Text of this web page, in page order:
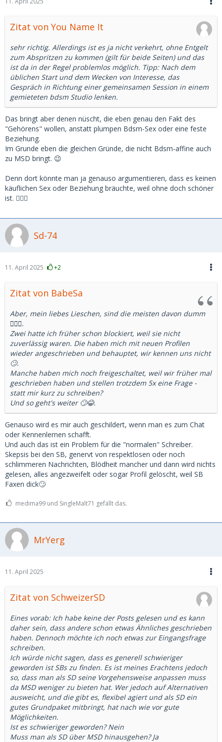
Und so geht's weiter 🙄😂.
Zitat von You Name It
sehr richtig. Allerdings ist es ja nicht verkehrt, ohne Entgelt
zum Abspritzen zu kommen (gilt für beide Seiten) und das
ist da in der Regel problemlos möglich. Tipp: Nach dem
üblichen Start und dem Wecken von Interesse, das
Gespräch in Richtung einer gemeinsamen Session in einem
gemieteten bdsm Studio lenken.
Das bringt aber denen nüscht, die eben genau den Fakt des
"Gehörens" wollen, anstatt plumpen Bdsm-Sex oder eine feste
Beziehung.
Im Grunde eben die gleichen Gründe, die nicht Bdsm-affine auch
zu MSD bringt. 😉
Denn dort könnte man ja genauso argumentieren, dass es keinen
käuflichen Sex oder Beziehung bräuchte, weil ohne doch schöner
ist. 🤷🏻‍♀️
Sd-74
11. April 2025 +2
Zitat von BabeSa
Aber, mein liebes Lieschen, sind die meisten davon dumm
🤦🏼‍♀️.
Zwei hatte ich früher schon blockiert, weil sie nicht
zuverlässig waren. Die haben mich mit neuen Profilen
wieder angeschrieben und behauptet, wir kennen uns nicht
🙄.
Manche haben mich noch freigeschaltet, weil wir früher mal
geschrieben haben und stellen trotzdem 5x eine Frage -
statt mir kurz zu schreiben?
Und so geht's weiter 🙄😂.
Genauso wird es mir auch geschildert, wenn man es zum Chat
oder Kennenlernen schafft.
Und auch das ist ein Problem für die "normalen" Schreiber.
Skepsis bei den SB, genervt von respektlosen oder noch
schlimmeren Nachrichten, Blödheit mancher und dann wird nichts
gelesen, alles angezweifelt oder sogar Profil gelöscht, weil SB
Faxen dick🙄
medima99 und SingleMalt71 gefällt das.
MrYerg
11. April 2025
Zitat von SchweizerSD
Eines vorab: Ich habe keine der Posts gelesen und es kann
daher sein, dass andere schon etwas Ähnliches geschrieben
haben. Dennoch möchte ich noch etwas zur Eingangsfrage
schreiben.
Ich würde nicht sagen, dass es generell schwieriger
geworden ist SBs zu finden. Es ist meines Erachtens jedoch
so, dass man als SD seine Vorgehensweise anpassen muss
da MSD weniger zu bieten hat. Wer jedoch auf Alternativen
ausweicht, und die gibt es, flexibel agiert und als SD ein
gutes Grundpaket mitbringt, hat nach wie vor gute
Möglichkeiten.
Ist es schwieriger geworden? Nein
Muss man als SD über MSD hinausgehen? Ja